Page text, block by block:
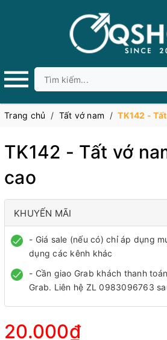
Trang chủ / Tất vớ nam / TK142 -
TK142 - Tất vớ
cao
KHUYẾN MÃI
- Giá sale (nếu có) chỉ áp dụng
dụng các kênh khác
- Cần giao Grab khách thanh
Grab. Liên hệ ZL 0983096763
20.000₫